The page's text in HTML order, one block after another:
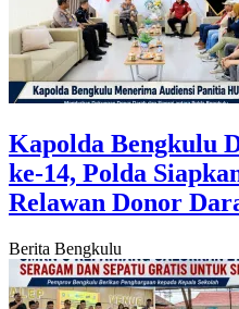
Kapolda Bengkulu
ke-14, Polda
Relawan Donor
Berita Bengkulu